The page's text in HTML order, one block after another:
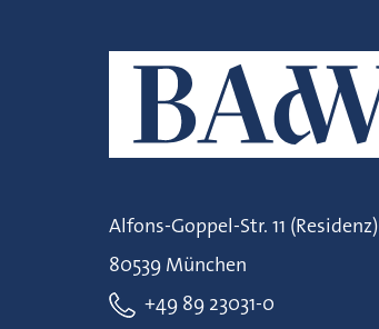
Alfons-Goppel-Str. 11 (Residenz)
80539 München
+49 89 23031-0